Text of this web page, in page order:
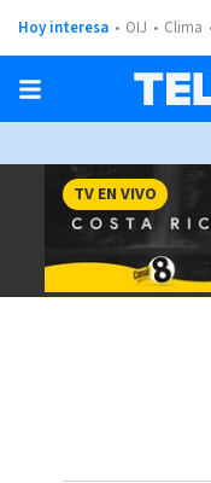
Hoy interesa OIJ Clima
TV EN VIVO